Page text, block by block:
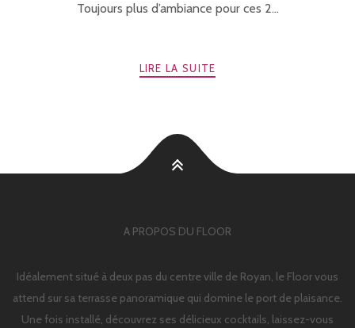
Toujours plus d’ambiance pour ces 2...
LIRE LA SUITE
A PROPOS DU FLOOR
Idéalement situé à deux pas du centre ville de Royan, le Floor vous
attend sur sa terrasse panoramique qui domine le port de plaisance.
Une fois installé, découvrez ses délicieux cocktails, laissez-vous